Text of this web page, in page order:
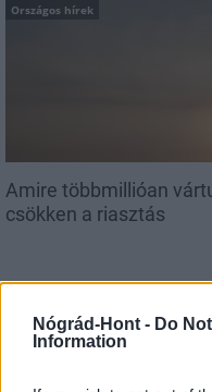
Nógrád-Hont - Do
Information
Országos hírek
Amire többmillióan
csökken a riasztás
Országos hírek